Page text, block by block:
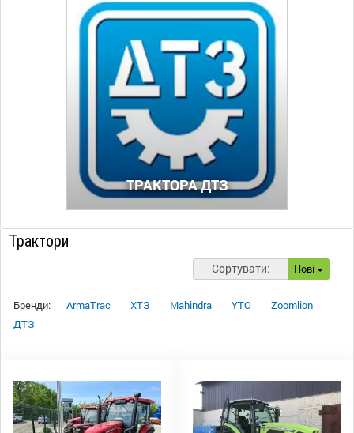
ТРАКТОРА ДТЗ
Трактори
Сортувати: Нові
Бренди: ArmaTrac ХТЗ Mahindra YTO
Zoomlion
ДТЗ